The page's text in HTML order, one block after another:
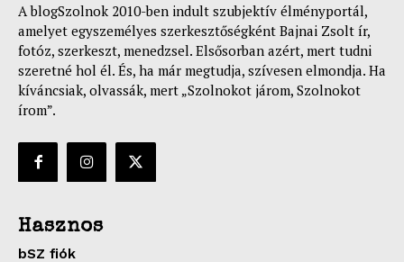
A blogSzolnok 2010-ben indult szubjektív élményportál,
amelyet egyszemélyes szerkesztőségként Bajnai Zsolt ír,
fotóz, szerkeszt, menedzsel. Elsősorban azért, mert tudni
szeretné hol él. És, ha már megtudja, szívesen elmondja. Ha
kíváncsiak, olvassák, mert „Szolnokot járom, Szolnokot
írom”.
Hasznos
bSZ fiók